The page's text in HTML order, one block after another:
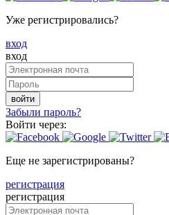
Уже регистрировались?
вход
вход
войти
Забыли пароль?
Войти через:
Еще не зарегистрированы?
регистрация
регистрация